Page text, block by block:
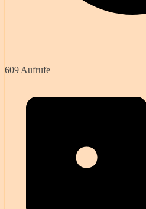
609 Aufrufe